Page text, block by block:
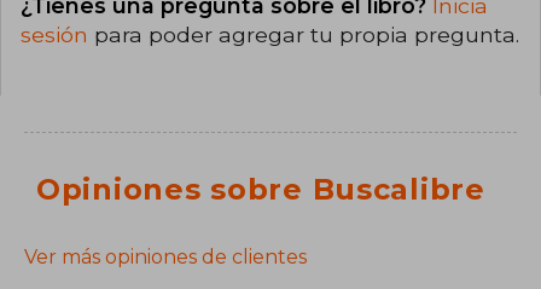
¿Tienes una pregunta sobre el libro? Inicia
sesión para poder agregar tu propia pregunta.
Opiniones sobre Buscalibre
Ver más opiniones de clientes